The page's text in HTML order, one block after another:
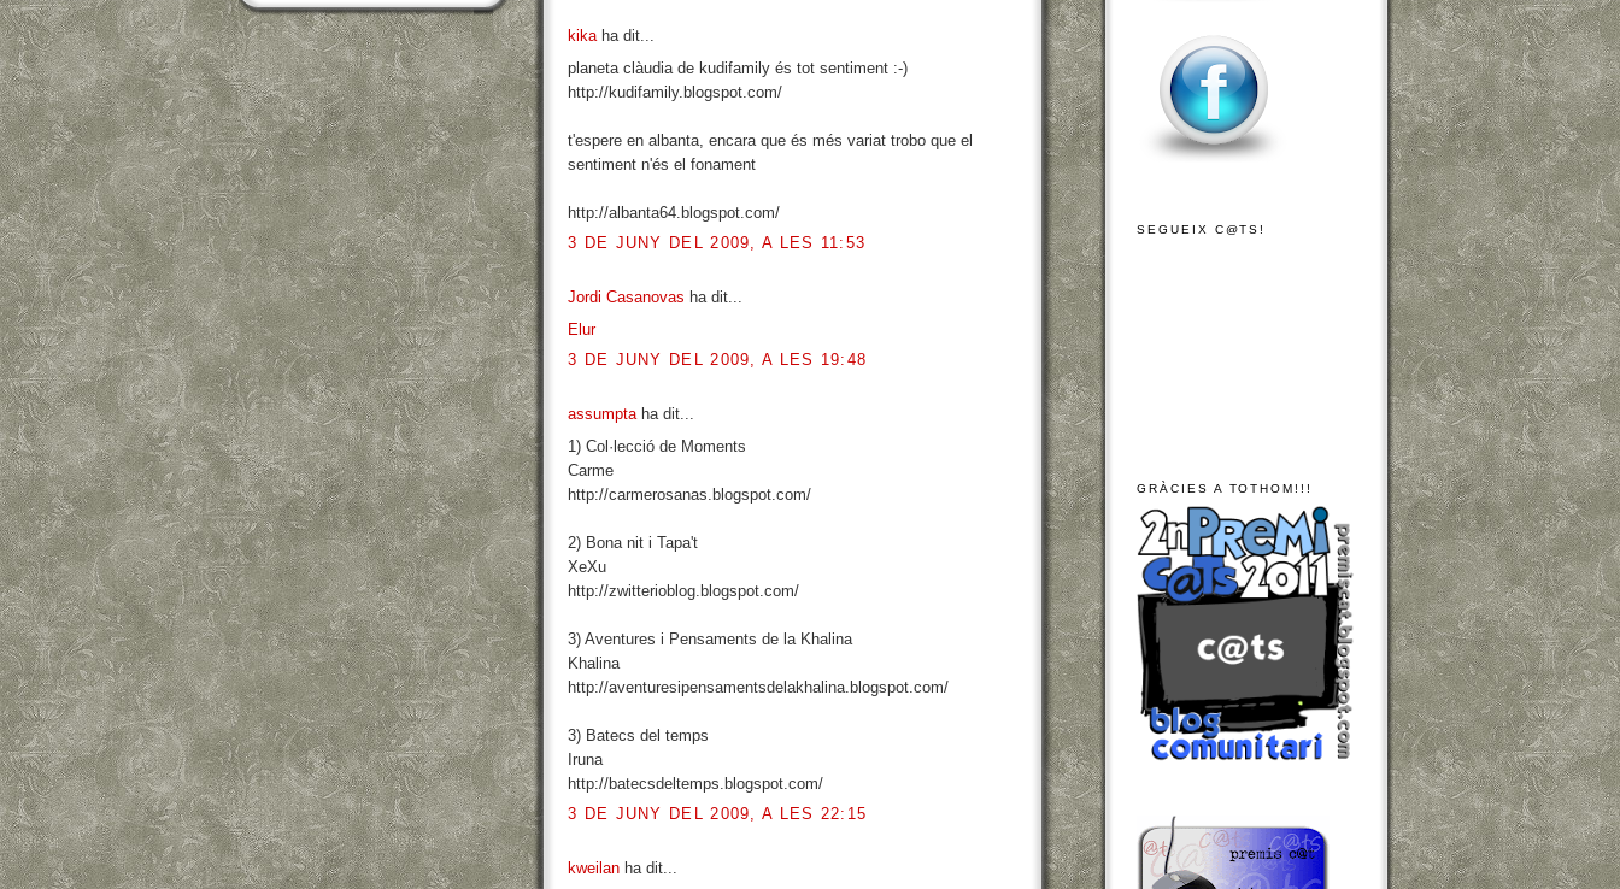
kikaha dit...
planeta clàudia de kudifamily és tot sentiment :-)
http://kudifamily.blogspot.com/
t'espere en albanta, encara que és més variat trobo que el
sentiment n'és el fonament
http://albanta64.blogspot.com/
3 DE JUNY DEL 2009, A LES 11:53
Jordi Casanovas ha dit...
Elur
3 DE JUNY DEL 2009, A LES 19:48
assumptaha dit...
1) Col·lecció de Moments
Carme
http://carmerosanas.blogspot.com/
2) Bona nit i Tapa't
XeXu
http://zwitterioblog.blogspot.com/
3) Aventures i Pensaments de la Khalina
Khalina
http://aventuresipensamentsdelakhalina.blogspot.com/
3) Batecs del temps
Iruna
http://batecsdeltemps.blogspot.com/
3 DE JUNY DEL 2009, A LES 22:15
kweilan ha dit...
SEGUEIX C@TS!
GRÀCIES A TOTHOM!!!